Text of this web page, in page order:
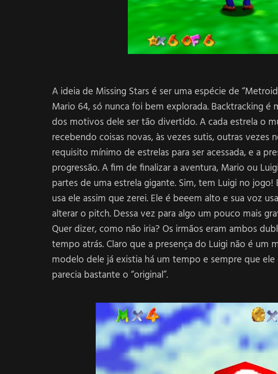
A ideia de Missing Stars é ser uma espécie de
Mario 64, só nunca foi bem explorada. Backtracking
dos motivos dele ser tão divertido. A cada estrela o
recebendo coisas novas, às vezes sutis, outras
requisito mínimo de estrelas para ser acessada, e a
progressão. A fim de finalizar a aventura, Mario ou
partes de uma estrela gigante. Sim, tem Luigi no
usa ele assim que zerei. Ele é beeem alto e sua voz
alterar o pitch. Dessa vez para algo um pouco mais
Quer dizer, como não iria? Os irmãos eram ambos
tempo atrás. Claro que a presença do Luigi não é um
modelo dele já existia há um tempo e sempre que
parecia bastante o “original”.